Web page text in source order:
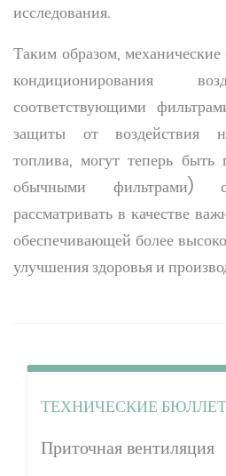
исследования.
Таким образом,
кондиционирования
соответствующими
защиты от воздействия
топлива, могут теперь быть
обычными фильтрами)
рассматривать в качестве
обеспечивающей более
улучшения здоровья и
ТЕХНИЧЕСКИЕ
Приточная вентиляция